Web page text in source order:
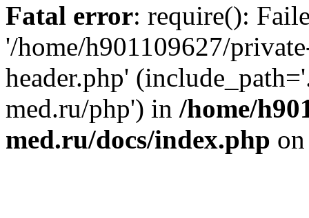
Fatal error: require():
'/home/h901109627/
header.php'
med.ru/php') in /home/
med.ru/docs/index.php